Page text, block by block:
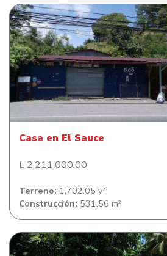
Casa en El Sauce
Casa en El Sauce
L 2,211,000.00
Terreno: 1,702.05 v²
Construcción: 531.56 m²